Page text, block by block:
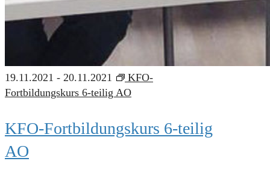
19.11.2021 - 20.11.2021
KFO-
Fortbildungskurs 6-teilig AO
KFO-Fortbildungskurs 6-teilig
AO